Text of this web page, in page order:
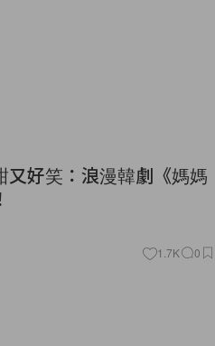
好笑：浪漫韓劇《媽媽
1.7K 0